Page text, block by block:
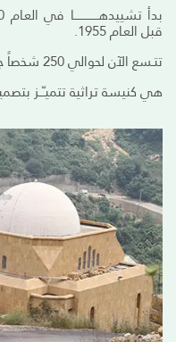
قبل العـام 1955.
تتـسع الآن لحوالي 250 شخصاً جلوســـــــاً.
هي كنيسة تراثية تتميـّــز